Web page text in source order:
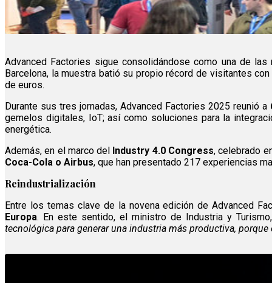
Advanced Factories sigue consolidándose como una de
Barcelona, la muestra batió su propio récord de visitantes con
de euros.
Durante sus tres jornadas, Advanced Factories 2025 reunió a
gemelos digitales, IoT; así como soluciones para la
energética.
Además, en el marco del
Industry 4.0 Congress, celebrado
Coca-Cola o Airbus, que han presentado 217 experiencias
Reindustrialización
Entre los temas clave de la novena edición de Advanced
Europa. En este sentido, el ministro de Industria y
tecnológica para generar una industria más productiva,